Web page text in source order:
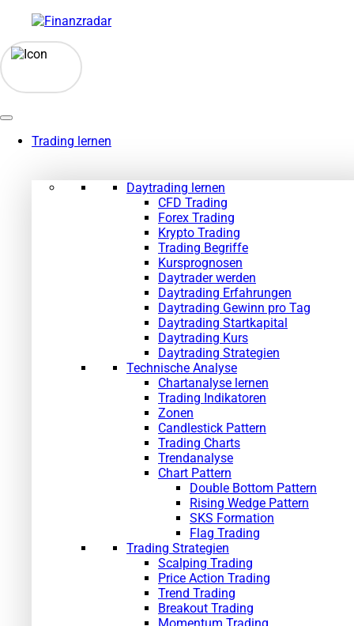
springen
Trading lernen
Daytrading lernen
CFD Trading
Forex Trading
Krypto Trading
Trading Begriffe
Kursprognosen
Daytrader werden
Daytrading Erfahrungen
Daytrading Gewinn pro Tag
Daytrading Startkapital
Daytrading Kurs
Daytrading Strategien
Technische Analyse
Chartanalyse lernen
Trading Indikatoren
Zonen
Candlestick Pattern
Trading Charts
Trendanalyse
Chart Pattern
Double Bottom Pattern
Rising Wedge Pattern
SKS Formation
Flag Trading
Trading Strategien
Scalping Trading
Price Action Trading
Trend Trading
Breakout Trading